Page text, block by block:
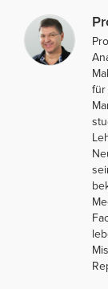
für